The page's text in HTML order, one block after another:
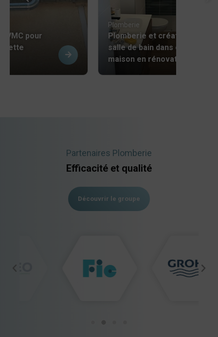
VMC pour
cette
Plomberie
Plomberie et création de
salle de bain dans cette
maison en rénovation
Partenaires Plomberie
Efficacité et qualité
Découvrir le groupe